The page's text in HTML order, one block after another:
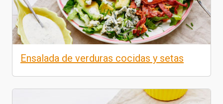
Ensalada de verduras cocidas y setas